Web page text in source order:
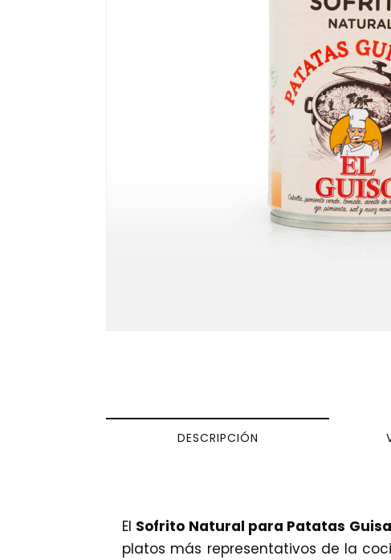
DESCRIPCIÓN
El Sofrito Natural para Patatas
platos más representativos de la